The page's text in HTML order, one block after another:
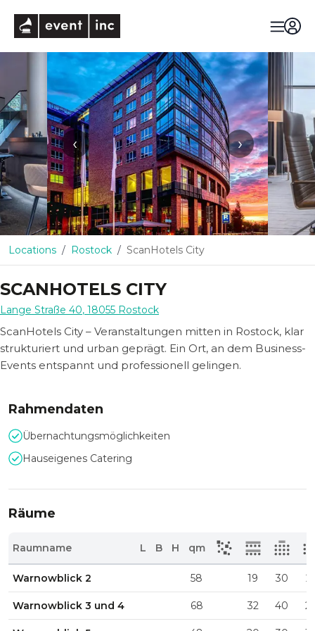
‹ ›
Locations Rostock ScanHotels City
SCANHOTELS CITY
Lange Straße 40, 18055 Rostock
ScanHotels City – Veranstaltungen mitten in Rostock, klar
strukturiert und urban geprägt. Ein Ort, an dem Business-
Events entspannt und professionell gelingen.
Rahmendaten
Übernachtungsmöglichkeiten
Hauseigenes Catering
Räume
Raumname L B H qm
Warnowblick 2 58 19 30 21
Warnowblick 3 und 4 68 32 40